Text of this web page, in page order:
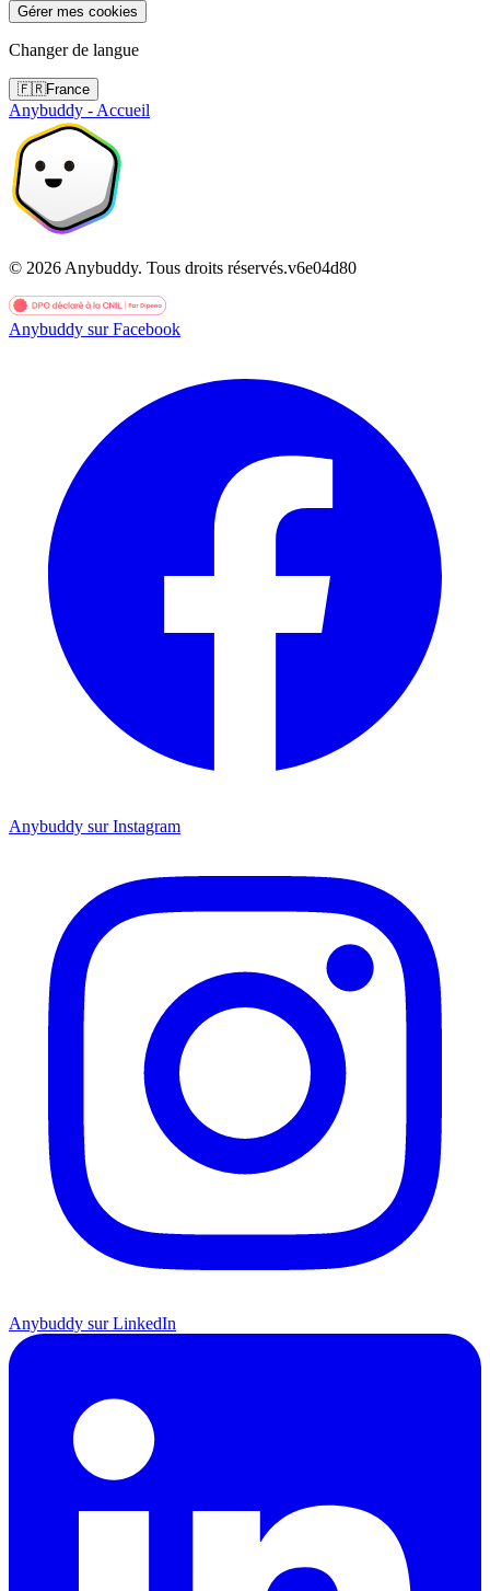
Gérer mes cookies
Changer de langue
🇫🇷France
Anybuddy - Accueil
© 2026 Anybuddy. Tous droits réservés.v6e04d80
Anybuddy sur Facebook
Anybuddy sur Instagram
Anybuddy sur LinkedIn